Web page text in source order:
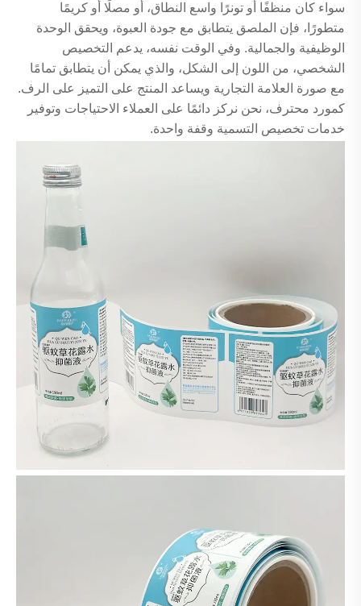
سواء كان منظفًا أو تونرًا واسع النطاق، أو مصلًا أو كريمًا
متطورًا، فإن الملصق يتطابق مع جودة العبوة، ويحقق الوحدة
الوظيفية والجمالية. وفي الوقت نفسه، يدعم التخصيص
الشخصي، من اللون إلى الشكل، والذي يمكن أن يتطابق تمامًا
مع صورة العلامة التجارية ويساعد المنتج على التميز على الرف.
كمورد محترف، نحن نركز دائمًا على العملاء الاحتياجات وتوفير
خدمات تخصيص التسمية وقفة واحدة.